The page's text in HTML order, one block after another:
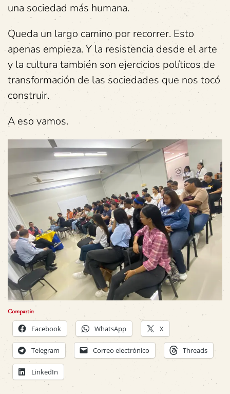
una sociedad más humana.
Queda un largo camino por recorrer. Esto
apenas empieza. Y la resistencia desde el arte
y la cultura también son ejercicios políticos de
transformación de las sociedades que nos tocó
construir.
A eso vamos.
Compartir:
Facebook WhatsApp X
Telegram Correo electrónico Threads
LinkedIn